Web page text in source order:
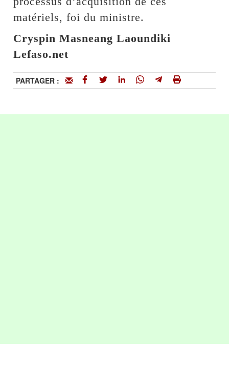
matériels, foi du ministre.
Cryspin Masneang Laoundiki
Lefaso.net
PARTAGER :